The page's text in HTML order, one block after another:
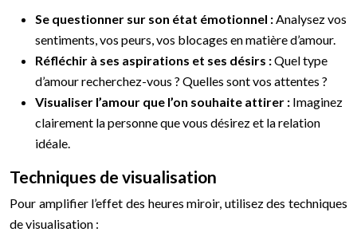
Se questionner sur son état émotionnel :Analysez vos
sentiments, vos peurs, vos blocages en matière d’amour.
Réfléchir à ses aspirations et ses désirs :Quel type
d’amour recherchez-vous ? Quelles sont vos attentes ?
Visualiser l’amour que l’on souhaite attirer : Imaginez
clairement la personne que vous désirez et la relation
idéale.
Techniques de visualisation
Pour amplifier l’effet des heures miroir, utilisez des techniques
de visualisation :